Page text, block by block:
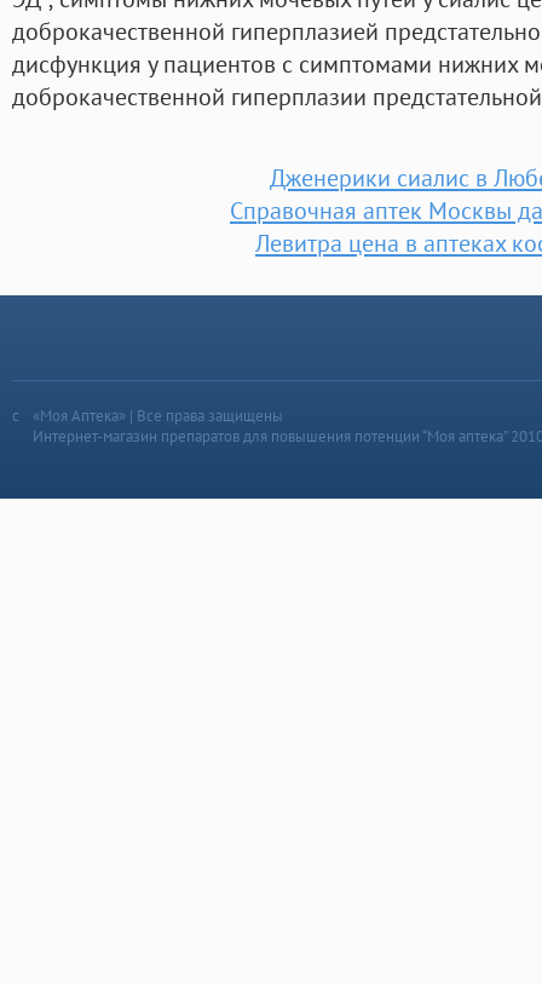
доброкачественной гиперплазией
дисфункция у пациентов с симптомами нижних
доброкачественной гиперплазии
Дженерики сиалис в
Справочная аптек Москвы
Левитра цена в аптеках
«Моя Аптека» | Все права защищены
Интернет-магазин препаратов для повышения потенции “Моя аптека”